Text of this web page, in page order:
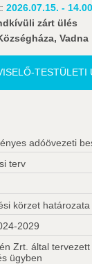
2026.07.15. - 14.00
zárt ülés
Vadna
TESTÜLETI
adóövezeti
terv
körzet határozata
2029
Zrt. által tervezett
ügyben